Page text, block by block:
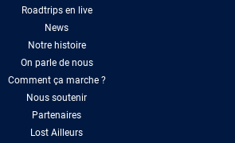
Roadtrips en live
News
Notre histoire
On parle de nous
Comment ça marche ?
Nous soutenir
Partenaires
Lost Ailleurs